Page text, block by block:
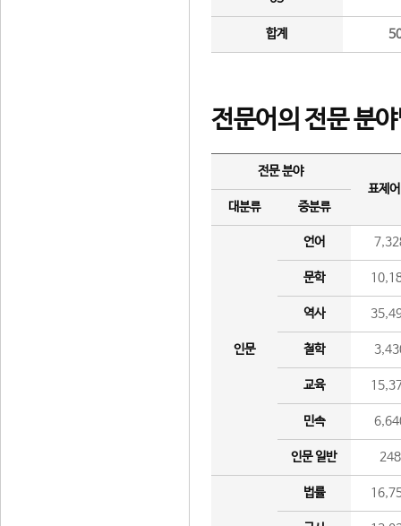
합계
전문어의 전문 분
전문 분야
표제
대분류
중분류
인문
언어
문학
역사
철학
교육
민속
인문 일반 248
법률